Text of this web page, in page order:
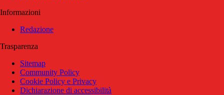
Informazioni
Redazione
Trasparenza
Sitemap
Community Policy
Cookie Policy e Privacy
Dichiarazione di accessibilità